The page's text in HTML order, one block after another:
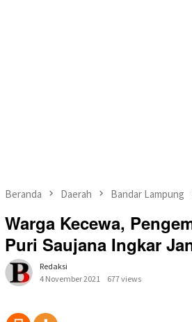
Beranda Daerah Bandar Lampung
Warga Kecewa,
Puri Saujana Ingkar
Redaksi
4 November 2021
677 views